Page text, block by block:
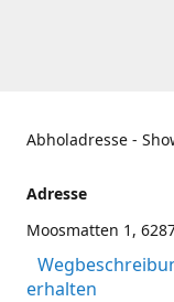
Abholadresse -
Adresse
Moosmatten 1,
erhalten